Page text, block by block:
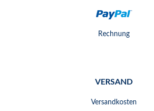
Rechnung
VERSAND
Versandkosten